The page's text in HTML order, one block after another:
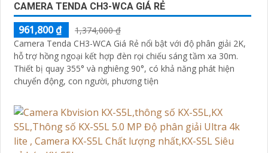
CAMERA TENDA CH3-WCA GIÁ RẺ
961,800 ₫
1,374,000 ₫
Camera Tenda CH3-WCA Giá Rẻ nổi bật với độ phân giải 2K,
hỗ trợ hồng ngoại kết hợp đèn rọi chiếu sáng tầm xa 30m.
Thiết bị quay 355° và nghiêng 90°, có khả năng phát hiện
chuyển động, con người, phương tiện